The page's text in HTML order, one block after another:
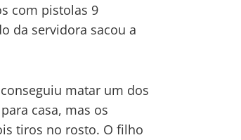
com pistolas 9
da servidora sacou a
matar um dos
casa, mas os
tiros no rosto. O filho